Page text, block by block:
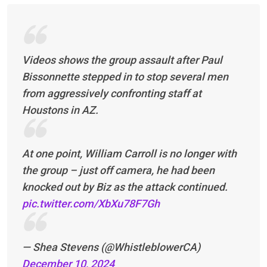
Videos shows the group assault after Paul
Bissonnette stepped in to stop several men
from aggressively confronting staff at
Houstons in AZ.
At one point, William Carroll is no longer with
the group – just off camera, he had been
knocked out by Biz as the attack continued.
pic.twitter.com/XbXu78F7Gh
— Shea Stevens (@WhistleblowerCA)
December 10, 2024